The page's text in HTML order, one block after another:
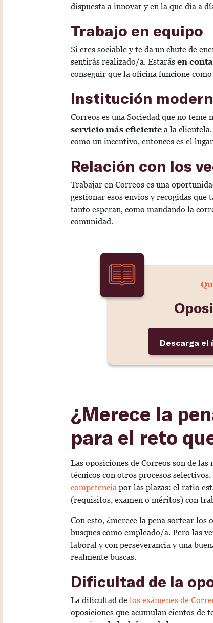
dispuesta a innovar y en la que día a
Trabajo en equipo
Si eres sociable y te da un chute de
sentirás realizado/a. Estarás en
conseguir que la oficina funcione
Institución
Correos es una Sociedad que no teme
servicio más eficiente a la
como un incentivo, entonces es el
Relación con los
Trabajar en Correos es una
gestionar esos envíos y recogidas que
tanto esperan, como mandando la
comunidad.
Descarga
¿Merece la
para el reto
Las oposiciones de Correos son de
técnicos con otros procesos
competencia por las plazas: el ratio
(requisitos, examen o méritos) con
Con esto, ¿merece la pena sortear los
busques como empleado/a. Pero las
laboral y con perseverancia y una
realmente buscas.
Dificultad de la
La dificultad de los exámenes de
oposiciones que acumulan cientos de